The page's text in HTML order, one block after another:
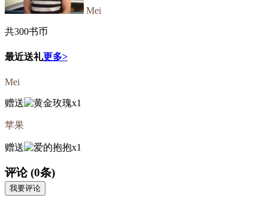
Mei
共300书币
最近送礼更多>
Mei
赠送 x1
苹果
赠送 x1
评论(0条)
我要评论